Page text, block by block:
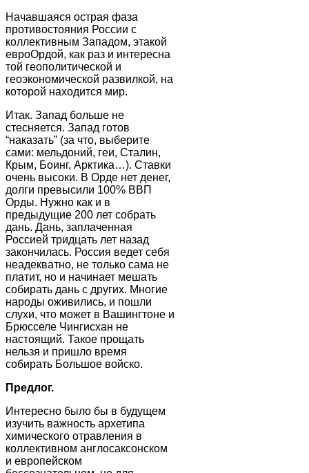
Начавшаяся острая фаза
противостояния России с
коллективным Западом, этакой
евроОрдой, как раз и интересна
той геополитической и
геоэкономической развилкой, на
которой находится мир.
Итак. Запад больше не
стесняется. Запад готов
“наказать” (за что, выберите
сами: мельдоний, геи, Сталин,
Крым, Боинг, Арктика…). Ставки
очень высоки. В Орде нет денег,
долги превысили 100% ВВП
Орды. Нужно как и в
предыдущие 200 лет собрать
дань. Дань, заплаченная
Россией тридцать лет назад
закончилась. Россия ведет себя
неадекватно, не только сама не
платит, но и начинает мешать
собирать дань с других. Многие
народы оживились, и пошли
слухи, что может в Вашингтоне и
Брюсселе Чингисхан не
настоящий. Такое прощать
нельзя и пришло время
собирать Большое войско.
Предлог.
Интересно было бы в будущем
изучить важность архетипа
химического отравления в
коллективном англосаксонском
и европейском